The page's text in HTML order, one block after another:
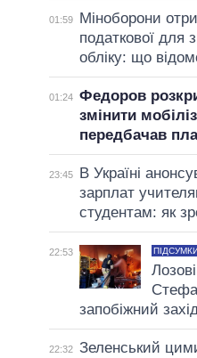
01:59
Міноборони
податкової для
обліку: що
01:24 Федоров
змінити
передбачав
23:45
В Україні
зарплат
студентам: як
22:53
запобіжний
22:32 Зеленський